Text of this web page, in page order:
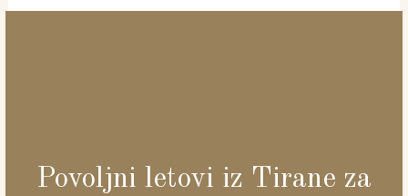
Povoljni letovi iz Tirane za